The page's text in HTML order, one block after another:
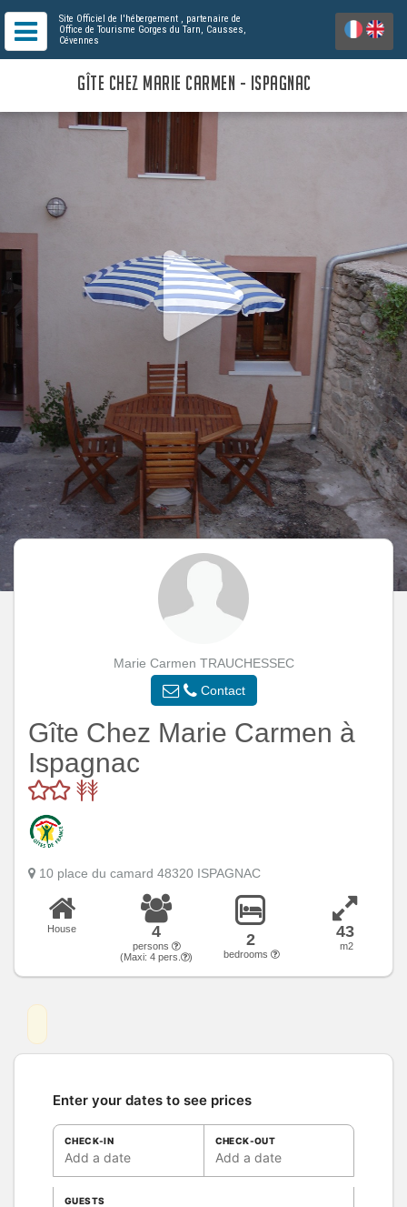
Site Officiel de l'hébergement , partenaire de
Office de Tourisme Gorges du Tarn, Causses,
Cévennes
GÎTE CHEZ MARIE CARMEN - ISPAGNAC
Marie Carmen TRAUCHESSEC
Contact
Gîte Chez Marie Carmen à
Ispagnac
10 place du camard 48320 ISPAGNAC
House 4
persons
(Maxi: 4 pers. )
2
bedrooms
43
m2
Enter your dates to see prices
CHECK-IN
Add a date
CHECK-OUT
Add a date
GUESTS